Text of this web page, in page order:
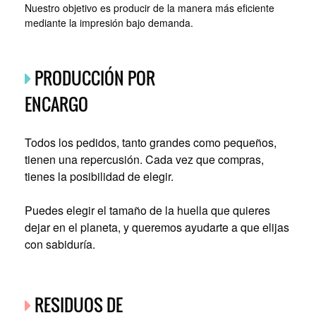
Nuestro objetivo es producir de la manera más eficiente
mediante la impresión bajo demanda.
PRODUCCIÓN POR
ENCARGO
Todos los pedidos, tanto grandes como pequeños,
tienen una repercusión. Cada vez que compras,
tienes la posibilidad de elegir.
Puedes elegir el tamaño de la huella que quieres
dejar en el planeta, y queremos ayudarte a que elijas
con sabiduría.
RESIDUOS DE